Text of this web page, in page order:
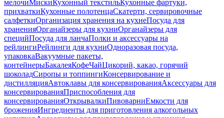
мелочиМискиКухонный текстильКухонные фартуки,
прихваткиКухонные полотенцаСкатерти, сервировочные
салфеткиОрганизация хранения на кухнеПосуда для
храненияОрганайзеры для кухниОрганайзеры для
специйПосуда для ланчаПолки и аксессуары на
рейлингиРейлинги для кухниОдноразовая посуда,
упаковкаВакуумные пакеты,
контейнерыБакалеяКофеЧайЦикорий, какао, горячий
шоколадСиропы и топпингиКонсервирование и
дистилляцияАвтоклавы для консервированияАксессуары для
консервированияПриспособления для
консервированияОткрывалкиПивоварниЕмкости для
броженияИнгредиенты для приготовления алкогольных